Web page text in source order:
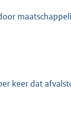
keer dat